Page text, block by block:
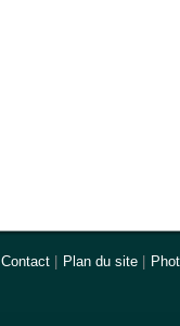
Contact Plan du site